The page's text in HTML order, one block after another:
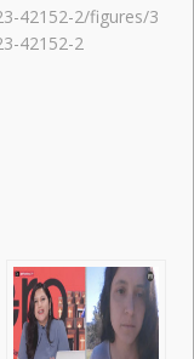
42152-2/figures/3
42152-2